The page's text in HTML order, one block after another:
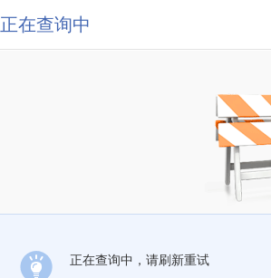
正在查询中
正在查询中，请刷新重试